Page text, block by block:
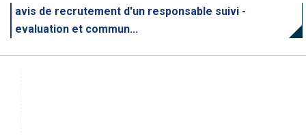
avis de recrutement d'un responsable suivi -
evaluation et commun...